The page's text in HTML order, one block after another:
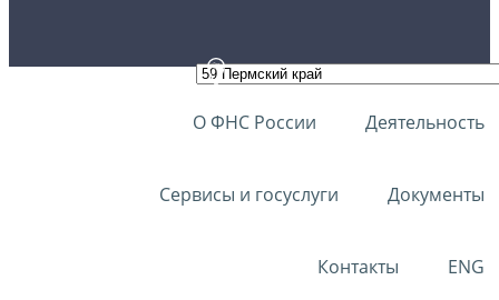
О ФНС России Деятельность
Сервисы и госуслуги Документы
Контакты ENG